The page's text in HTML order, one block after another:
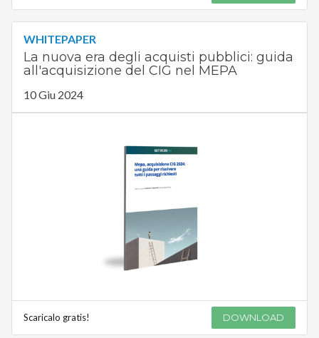
WHITEPAPER
La nuova era degli acquisti pubblici: guida
all'acquisizione del CIG nel MEPA
10 Giu 2024
Scaricalo gratis! DOWNLOAD